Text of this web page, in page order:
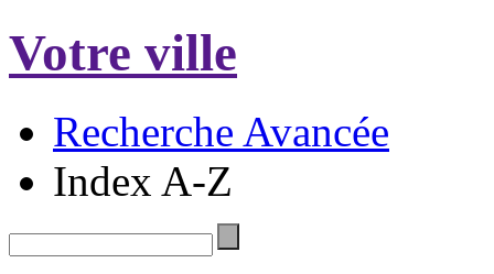
Votre ville
Recherche Avancée
Index A-Z